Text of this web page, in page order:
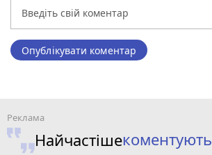
Опублікувати коментар
Найчастішекоментують